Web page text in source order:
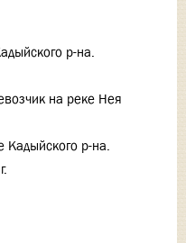
р-на.
на реке Нея
Кадыйского р-на.